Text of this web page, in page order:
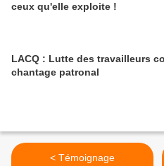
ceux qu'elle exploite !
LACQ : Lutte des travailleurs
chantage patronal
< Témoignage